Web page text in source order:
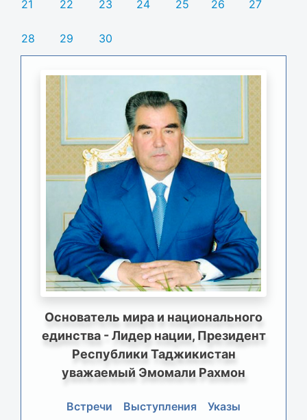
21 22 23 24 25 26 27
28 29 30
Основатель мира и национального
единства - Лидер нации, Президент
Республики Таджикистан
уважаемый Эмомали Рахмон
Встречи Выступления
Указы